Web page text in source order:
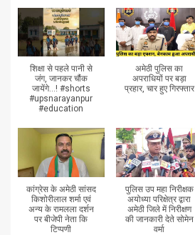
शिक्षा से पहले पानी से
जंग, जानकर चौंक
जायेंगे...! #shorts
#upsnarayanpur
#education
अमेठी पुलिस का
अपराधियों पर बड़ा
प्रहार, चार हुए गिरफ्तार
कांग्रेस के अमेठी सांसद
किशोरीलाल शर्मा एवं
अन्य के रामलला दर्शन
पर बीजेपी नेता कि
टिप्पणी
पुलिस उप महा निरीक्षक
अयोध्या परिक्षेत्र द्वारा
अमेठी जिले में निरीक्षण
की जानकारी देते सोमेन
वर्मा